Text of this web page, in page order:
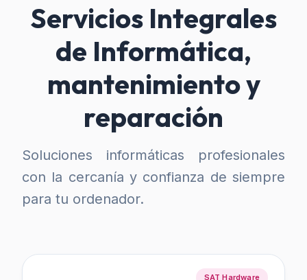
Servicios Integrales
de Informática,
mantenimiento y
reparación
Soluciones informáticas profesionales
con la cercanía y confianza de siempre
para tu ordenador.
SAT Hardware